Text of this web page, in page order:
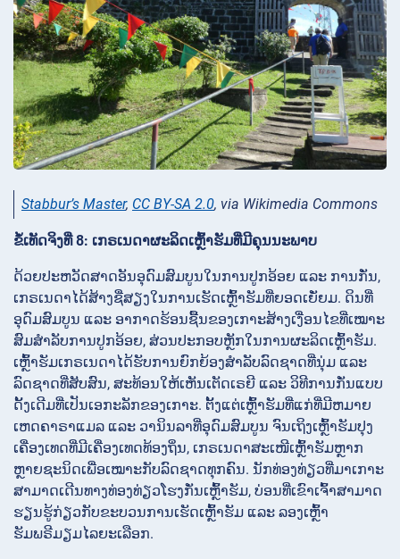
Stabbur’s Master, CC BY-SA 2.0, via Wikimedia Commons
ຂໍ້ເທັດຈິງທີ່ 8: ເກຣເນດາຜະລິດເຫຼົ້າຮັມທີ່ມີຄຸນນະພາບ
ດ້ວຍປະຫວັດສາດອັນອຸດົມສົມບູນໃນການປູກອ້ອຍ ແລະ ການກັ່ນ,
ເກຣເນດາໄດ້ສ້າງຊື່ສຽງໃນການເຮັດເຫຼົ້າຮັມທີ່ຍອດເຍັ່ຍມ. ດິນທີ່
ອຸດົມສົມບູນ ແລະ ອາກາດຮ້ອນຊື້ນຂອງເກາະສ້າງເງື່ອນໄຂທີ່ເໝາະ
ສົມສໍາລັບການປູກອ້ອຍ, ສ່ວນປະກອບຫຼັກໃນການຜະລິດເຫຼົ້າຮັມ.
ເຫຼົ້າຮັມເກຣເນດາໄດ້ຮັບການຍົກຍ້ອງສໍາລັບລົດຊາດທີ່ນຸ່ມ ແລະ
ລົດຊາດທີ່ສັບສົນ, ສະທ້ອນໃຫ້ເຫັນເຕັດເຣຍີ ແລະ ວິທີການກັ່ນແບບ
ດັ້ງເດີມທີ່ເປັນເອກະລັກຂອງເກາະ. ຕັ້ງແຕ່ເຫຼົ້າຮັມທີ່ແກ່ທີ່ມີຫມາຍ
ເຫດຄາຣາແມລ ແລະ ວານິນລາທີ່ອຸດົມສົມບູນ ຈົນເຖິງເຫຼົ້າຮັມປຸງ
ເຄື່ອງເທດທີ່ມີເຄື່ອງເທດທ້ອງຖິ່ນ, ເກຣເນດາສະເໜີເຫຼົ້າຮັມຫຼາກ
ຫຼາຍຊະນິດເພື່ອເໝາະກັບລົດຊາດທຸກຄົນ. ນັກທ່ອງທ່ຽວທີ່ມາເກາະ
ສາມາດເດີນທາງທ່ອງທ່ຽວໂຮງກັ່ນເຫຼົ້າຮັມ, ບ່ອນທີ່ເຂົາເຈົ້າສາມາດ
ຮຽນຮູ້ກ່ຽວກັບຂະບວນການເຮັດເຫຼົ້າຮັມ ແລະ ລອງເຫຼົ້າ
ຮັມພຣີມຽມໄລຍະເລືອກ.